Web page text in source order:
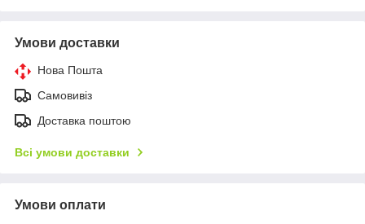
Умови доставки
Нова Пошта
Самовивіз
Доставка поштою
Всі умови доставки
Умови оплати